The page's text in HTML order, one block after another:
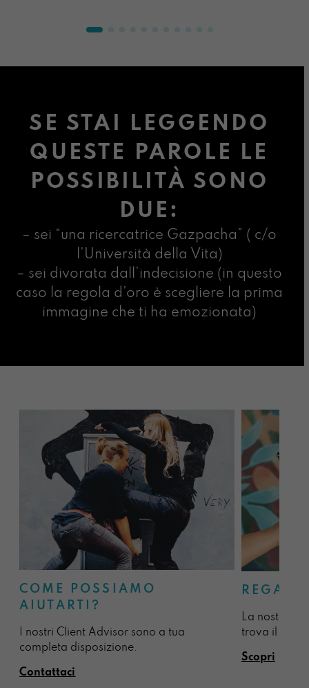
SE STAI LEGGENDO
QUESTE PAROLE LE
POSSIBILITÀ SONO
DUE:
– sei “una ricercatrice Gazpacha” ( c/o
l’Università della Vita)
– sei divorata dall’indecisione (in questo
caso la regola d’oro è scegliere la prima
immagine che ti ha emozionata)
COME POSSIAMO
AIUTARTI?
I nostri Client Advisor sono a tua
completa disposizione.
Contattaci
La nostra
trova il
Scopri